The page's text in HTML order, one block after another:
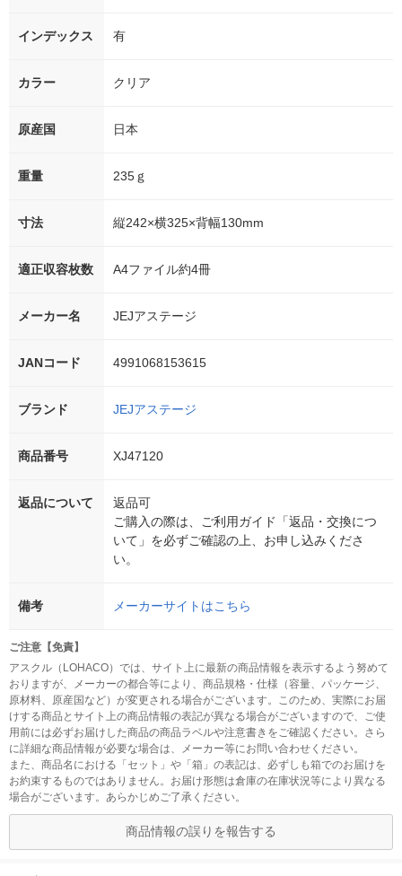
インデックス 有
カラー クリア
原産国 日本
重量 235ｇ
寸法 縦242×横325×背幅130mm
適正収容枚数 A4ファイル約4冊
メーカー名 JEJアステージ
JANコード 4991068153615
ブランド JEJアステージ
商品番号 XJ47120
返品について
返品可
ご購入の際は、ご利用ガイド「返品・交換につ
いて」を必ずご確認の上、お申し込みくださ
い。
備考 メーカーサイトはこちら
ご注意【免責】
アスクル（LOHACO）では、サイト上に最新の商品情報を表示するよう努めて
おりますが、メーカーの都合等により、商品規格・仕様（容量、パッケージ、
原材料、原産国など）が変更される場合がございます。このため、実際にお届
けする商品とサイト上の商品情報の表記が異なる場合がございますので、ご使
用前には必ずお届けした商品の商品ラベルや注意書きをご確認ください。さら
に詳細な商品情報が必要な場合は、メーカー等にお問い合わせください。
また、商品名における「セット」や「箱」の表記は、必ずしも箱でのお届けを
お約束するものではありません。お届け形態は倉庫の在庫状況等により異なる
場合がございます。あらかじめご了承ください。
商品情報の誤りを報告する